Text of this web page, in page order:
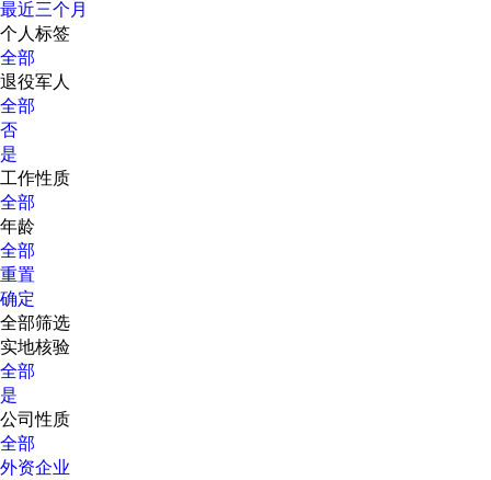
最近三个月
个人标签
全部
退役军人
全部
否
是
工作性质
全部
年龄
全部
重置
确定
全部筛选
实地核验
全部
是
公司性质
全部
外资企业